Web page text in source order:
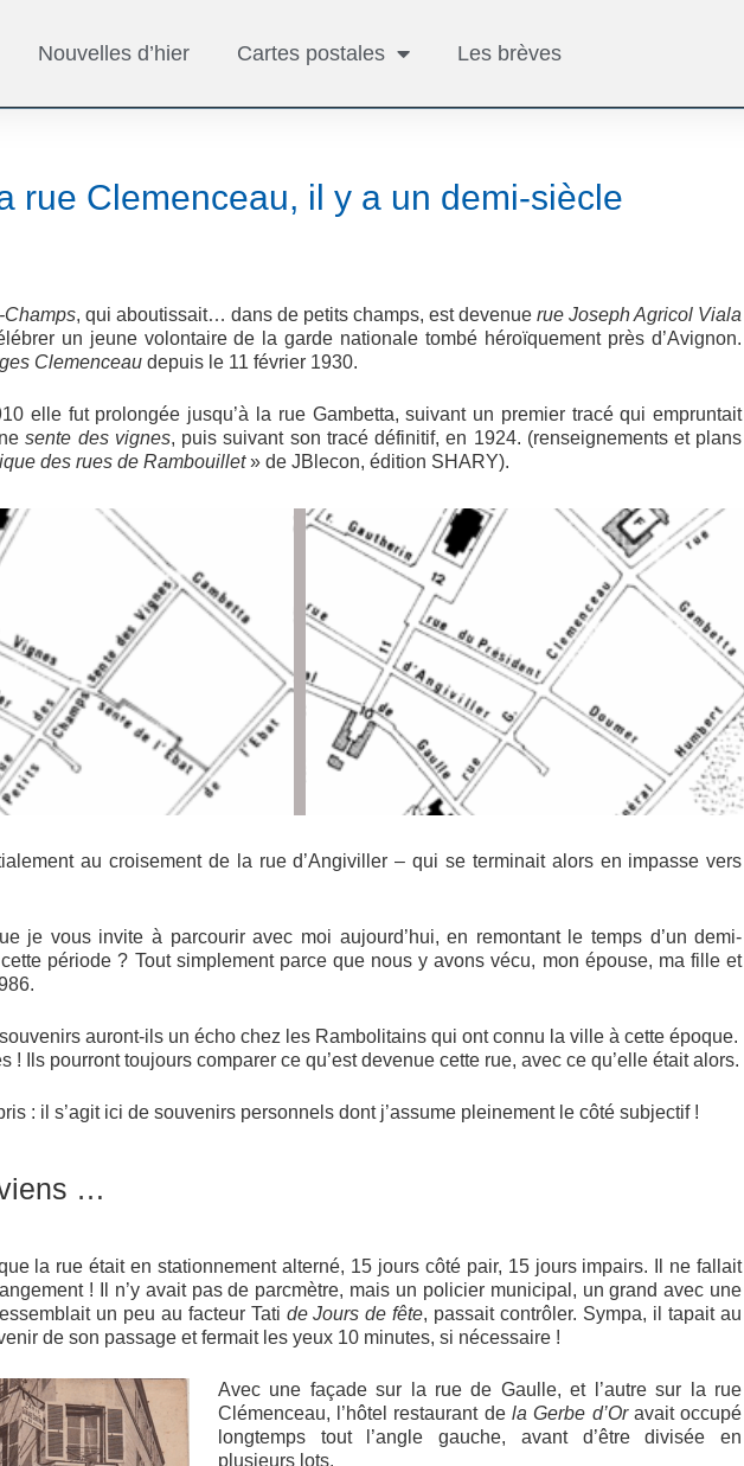
Nouvelles d’hier Cartes postales Les brèves
rue Clemenceau, il y a un demi-siècle
Champs, qui aboutissait… dans de petits champs, est devenuerue Joseph Agricol Viala
un jeune volontaire de la garde nationale tombé héroïquement près d’Avignon.
Clemenceau depuis le 11 février 1930.
elle fut prolongée jusqu’à la rue Gambetta, suivant un premier tracé qui empruntait
sente des vignes, puis suivant son tracé définitif, en 1924. (renseignements et plans
des rues de Rambouillet» de JBlecon, édition SHARY).
au croisement de la rue d’Angiviller – qui se terminait alors en impasse vers
je vous invite à parcourir avec moi aujourd’hui, en remontant le temps d’un demi-
période ? Tout simplement parce que nous y avons vécu, mon épouse, ma fille et
auront-ils un écho chez les Rambolitains qui ont connu la ville à cette époque.
! Ils pourront toujours comparer ce qu’est devenue cette rue, avec ce qu’elle était alors.
: il s’agit ici de souvenirs personnels dont j’assume pleinement le côté subjectif !
…
la rue était en stationnement alterné, 15 jours côté pair, 15 jours impairs. Il ne fallait
! Il n’y avait pas de parcmètre, mais un policier municipal, un grand avec une
un peu au facteur Tati de Jours de fête, passait contrôler. Sympa, il tapait au
de son passage et fermait les yeux 10 minutes, si nécessaire !
Avec une façade sur la rue de Gaulle, et l’autre sur la rue
Clémenceau, l’hôtel restaurant de la Gerbe d’Or avait occupé
longtemps tout l’angle gauche, avant d’être divisée en
plusieurs lots.